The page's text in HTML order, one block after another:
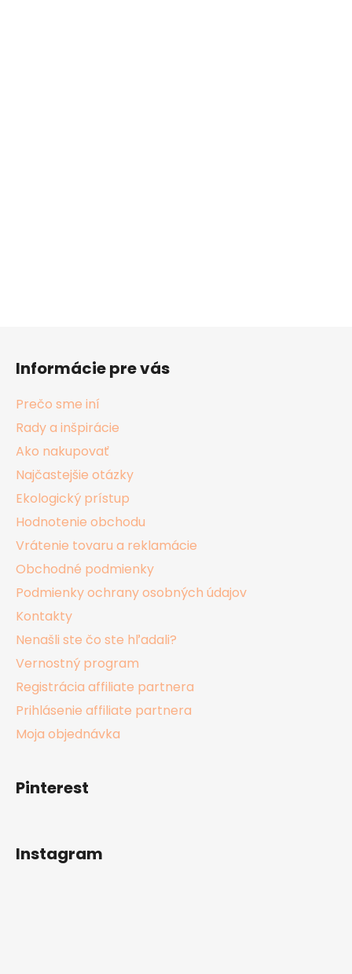
Informácie pre vás
Prečo sme iní
Rady a inšpirácie
Ako nakupovať
Najčastejšie otázky
Ekologický prístup
Hodnotenie obchodu
Vrátenie tovaru a reklamácie
Obchodné podmienky
Podmienky ochrany osobných údajov
Kontakty
Nenašli ste čo ste hľadali?
Vernostný program
Registrácia affiliate partnera
Prihlásenie affiliate partnera
Moja objednávka
Pinterest
Instagram